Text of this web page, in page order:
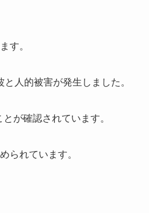
す。
人的被害が発生しました。
が確認されています。
られています。